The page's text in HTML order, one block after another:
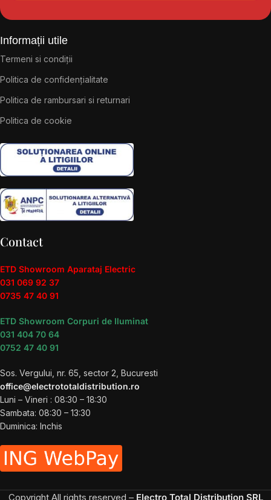
Informații utile
Termeni si condiții
Politica de confidențialitate
Politica de rambursari si returnari
Politica de cookie
Contact
ETD Showroom Aparataj Electric
031 069 92 37
0735 47 40 91
ETD Showroom Corpuri de Iluminat
031 404 70 64
0752 47 40 91
Sos. Vergului, nr. 65, sector 2, Bucuresti
office@electrototaldistribution.ro
Luni – Vineri : 08:30 – 18:30
Sambata: 08:30 – 13:30
Duminica: Inchis
Copyright All rights reserved – Electro Total Distribution SRL